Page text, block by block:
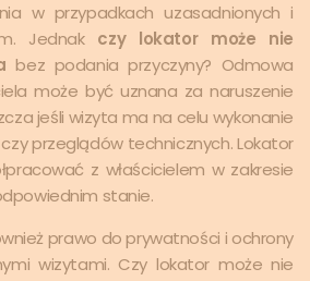
w przypadkach uzasadnionych i
Jednak czy lokator może nie
bez podania przyczyny? Odmowa
może być uznana za naruszenie
jeśli wizyta ma na celu wykonanie
przeglądów technicznych. Lokator
z właścicielem w zakresie
stanie.
prawo do prywatności i ochrony
wizytami. Czy lokator może nie